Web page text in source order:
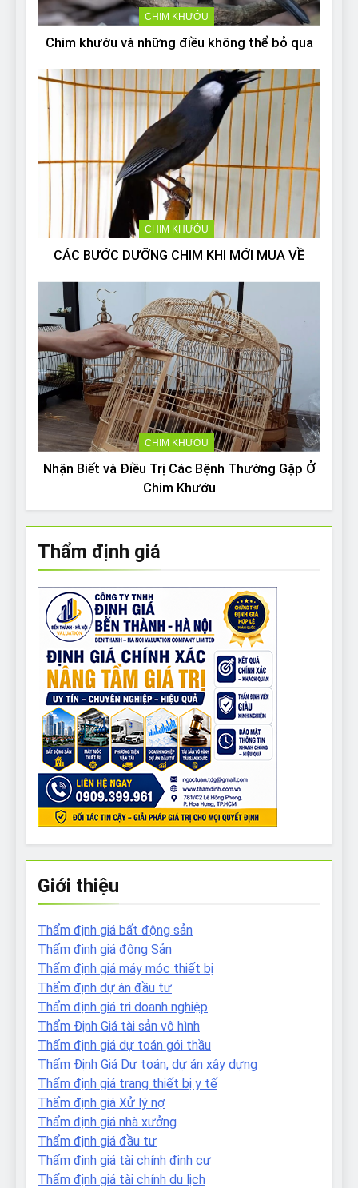
CHIM KHƯỚU
Chim khướu và những điều không thể bỏ qua
CHIM KHƯỚU
CÁC BƯỚC DƯỠNG CHIM KHI MỚI MUA VỀ
CHIM KHƯỚU
Nhận Biết và Điều Trị Các Bệnh Thường Gặp Ở
Chim Khướu
Thẩm định giá
Giới thiệu
Thẩm định giá bất động sản
Thẩm định giá động Sản
Thẩm định giá máy móc thiết bị
Thẩm định dự án đầu tư
Thẩm định giá tri doanh nghiệp
Thẩm Định Giá tài sản vô hình
Thẩm định giá dự toán gói thầu
Thẩm Định Giá Dự toán, dự án xây dựng
Thẩm định giá trang thiết bị y tế
Thẩm định giá Xử lý nợ
Thẩm định giá nhà xưởng
Thẩm định giá đầu tư
Thẩm định giá tài chính định cư
Thẩm định giá tài chính du lịch